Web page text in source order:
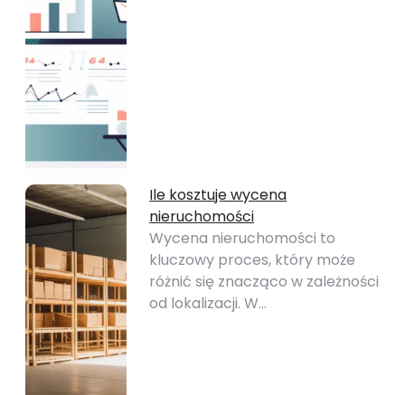
Ile kosztuje wycena
nieruchomości
Wycena nieruchomości to
kluczowy proces, który może
różnić się znacząco w zależności
od lokalizacji. W…